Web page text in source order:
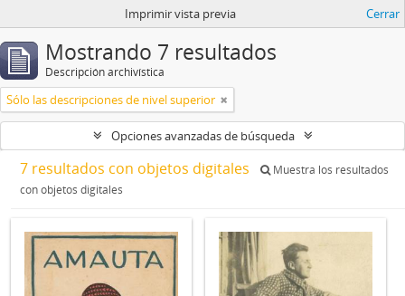
Imprimir vista previa Cerrar
Mostrando 7 resultados
Descripción archivística
Sólo las descripciones de nivel superior
Opciones avanzadas de búsqueda
7 resultados con objetos digitales
Muestra los resultados
con objetos digitales